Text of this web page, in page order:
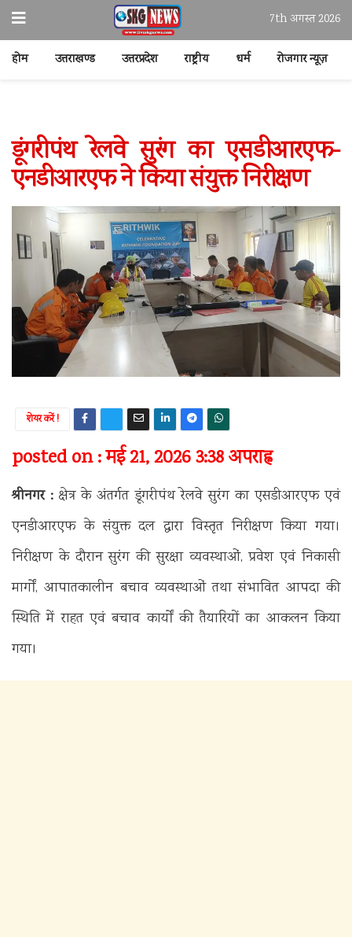
7th अगस्त 2026
होम उत्तराखण्ड उत्तरप्रदेश राष्ट्रीय धर्म रोजगार न्यूज़
डूंगरीपंथ रेलवे सुरंग का एसडीआरएफ-
एनडीआरएफ ने किया संयुक्त निरीक्षण
शेयर करें !
posted on : मई 21, 2026 3:38 अपराह्न
श्रीनगर : क्षेत्र के अंतर्गत डूंगरीपंथ रेलवे सुरंग का एसडीआरएफ एवं
एनडीआरएफ के संयुक्त दल द्वारा विस्तृत निरीक्षण किया गया।
निरीक्षण के दौरान सुरंग की सुरक्षा व्यवस्थाओं, प्रवेश एवं निकासी
मार्गों, आपातकालीन बचाव व्यवस्थाओं तथा संभावित आपदा की
स्थिति में राहत एवं बचाव कार्यों की तैयारियों का आकलन किया
गया।